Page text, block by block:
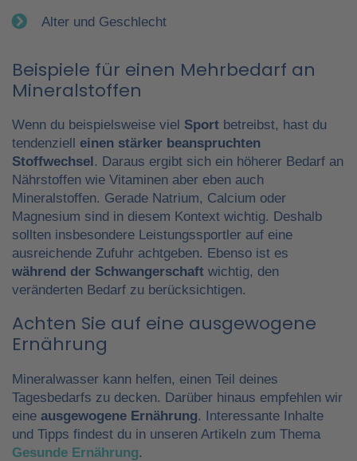
Alter und Geschlecht
Beispiele für einen Mehrbedarf an
Mineralstoffen
Wenn du beispielsweise viel Sport betreibst, hast du
tendenziell einen stärker beanspruchten
Stoffwechsel. Daraus ergibt sich ein höherer Bedarf an
Nährstoffen wie Vitaminen aber eben auch
Mineralstoffen. Gerade Natrium, Calcium oder
Magnesium sind in diesem Kontext wichtig. Deshalb
sollten insbesondere Leistungssportler auf eine
ausreichende Zufuhr achtgeben. Ebenso ist es
während der Schwangerschaft wichtig, den
veränderten Bedarf zu berücksichtigen.
Achten Sie auf eine ausgewogene
Ernährung
Mineralwasser kann helfen, einen Teil deines
Tagesbedarfs zu decken. Darüber hinaus empfehlen wir
eine ausgewogene Ernährung. Interessante Inhalte
und Tipps findest du in unseren Artikeln zum Thema
Gesunde Ernährung.